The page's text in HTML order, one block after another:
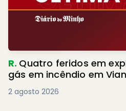
R. Quatro feridos em
gás em incêndio em
2 agosto 2026